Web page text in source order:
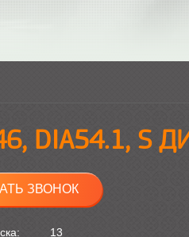
DIA54.1, S
ЗВОНОК
13